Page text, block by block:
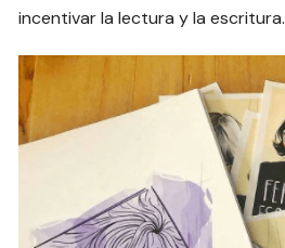
incentivar la lectura y la escritura.